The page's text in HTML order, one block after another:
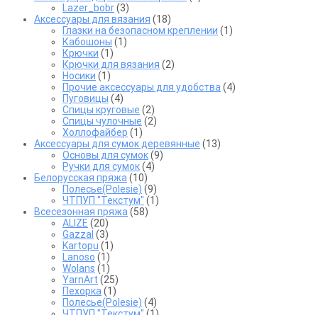
Lazer_bobr(3)
Аксессуары для вязания (18)
Глазки на безопасном креплении (1)
Кабошоны (1)
Крючки (1)
Крючки для вязания (2)
Носики (1)
Прочие аксессуары для удобства (4)
Пуговицы (4)
Спицы круговые (2)
Спицы чулочные (2)
Холлофайбер (1)
Аксессуары для сумок деревянные (13)
Основы для сумок(9)
Ручки для сумок(4)
Белорусская пряжа (10)
Полесье(Polesie) (9)
ЧТПУП "Текстум" (1)
Всесезонная пряжа (58)
ALIZE (20)
Gazzal (3)
Kartopu (1)
Lanoso (1)
Wolans (1)
YarnArt (25)
Пехорка (1)
Полесье(Polesie) (4)